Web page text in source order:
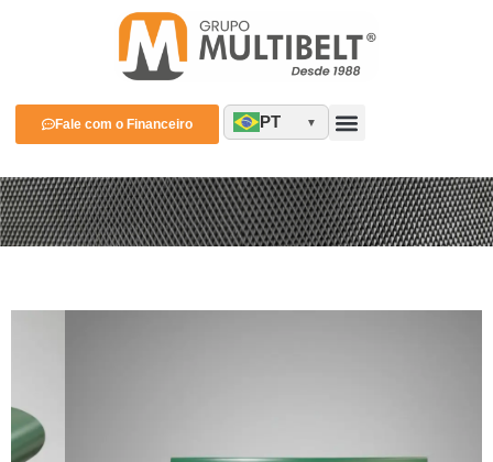
Fale com o Financeiro PT